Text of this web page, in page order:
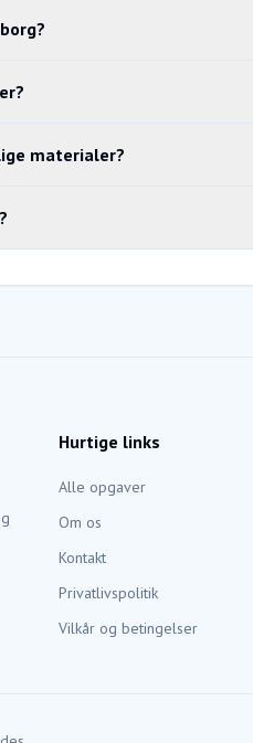
materialer?
Hurtige links
Alle opgaver
Om os
Kontakt
Privatlivspolitik
Vilkår og betingelser